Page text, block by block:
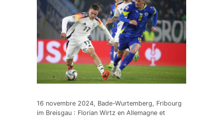
16 novembre 2024, Bade-Wurtemberg, Fribourg
im Breisgau : Florian Wirtz en Allemagne et